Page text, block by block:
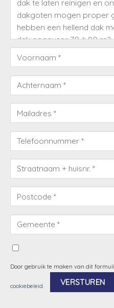
Door gebruik te maken van dit
cookiebeleid.